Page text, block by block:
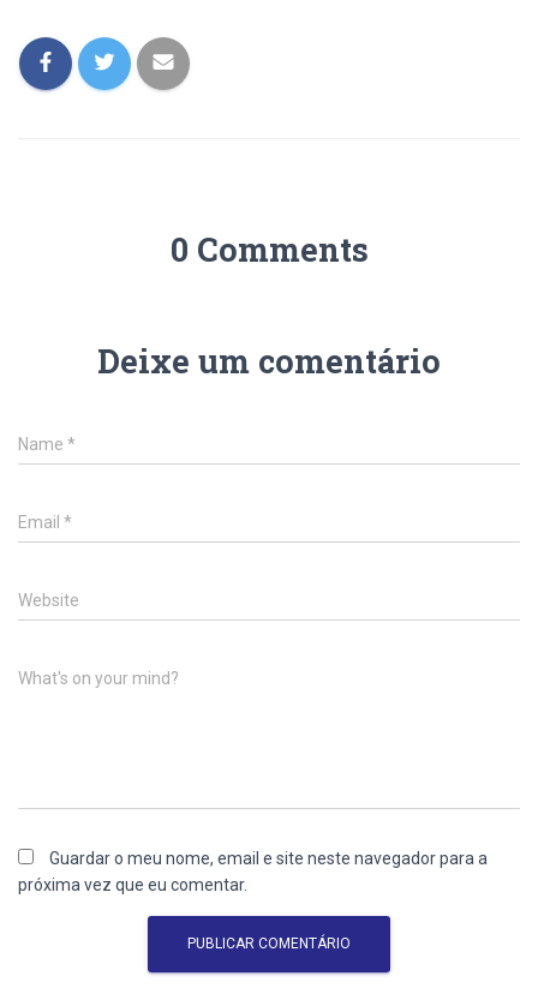
0 Comments
Deixe um comentário
Name *
Email *
Website
What's on your mind?
Guardar o meu nome, email e site neste navegador para a
próxima vez que eu comentar.